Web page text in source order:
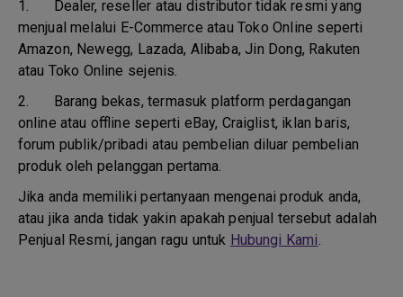
1. Dealer, reseller atau distributor tidak resmi yang
menjual melalui E-Commerce atau Toko Online seperti
Amazon, Newegg, Lazada, Alibaba, Jin Dong, Rakuten
atau Toko Online sejenis.
2. Barang bekas, termasuk platform perdagangan
online atau offline seperti eBay, Craiglist, iklan baris,
forum publik/pribadi atau pembelian diluar pembelian
produk oleh pelanggan pertama.
Jika anda memiliki pertanyaan mengenai produk anda,
atau jika anda tidak yakin apakah penjual tersebut adalah
Penjual Resmi, jangan ragu untuk Hubungi Kami.